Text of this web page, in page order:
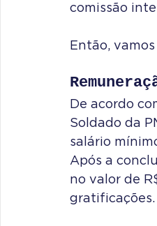
comissão
Então,
De acordo
Soldado da
salário
Após a
no valor de